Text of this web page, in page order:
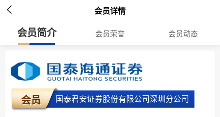
 会员详情
会员简介 会员荣誉 会员动态
会员 国泰君安证券股份有限公司深圳分公司